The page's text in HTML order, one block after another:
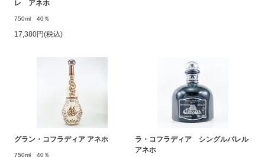
レ アネホ
750ml 40％
17,380円(税込)
グラン・コフラディア アネホ
750ml 40％
ラ・コフラディア シングルバレル
アネホ